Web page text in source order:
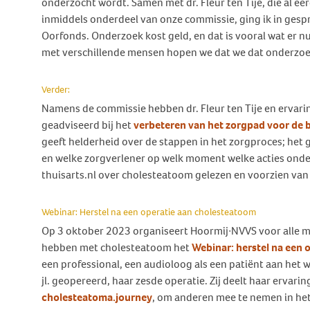
inmiddels onderdeel van onze commissie, ging ik in
Oorfonds. Onderzoek kost geld, en dat is vooral wat er
met verschillende mensen hopen we dat we dat
Verder:
Namens de commissie hebben dr. Fleur ten Tije en
geadviseerd bij hetverbeteren van het zorgpad voor de
geeft helderheid over de stappen in het zorgproces;
en welke zorgverlener op welk moment welke acties
thuisarts.nl over cholesteatoom gelezen en voorzien
Webinar: Herstel na een operatie aan cholesteatoom
Op 3 oktober 2023 organiseert Hoormij∙NVVS voor alle
hebben met cholesteatoom hetWebinar: herstel na een
een professional, een audioloog als een patiënt aan het
jl. geopereerd, haar zesde operatie. Zij deelt haar
cholesteatoma.journey, om anderen mee te nemen in